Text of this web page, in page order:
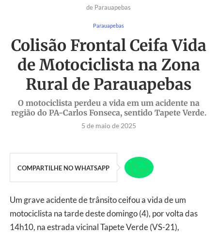
de Parauapebas
Parauapebas
Colisão Frontal Ceifa Vida
de Motociclista na Zona
Rural de Parauapebas
O motociclista perdeu a vida em um acidente na
região do PA-Carlos Fonseca, sentido Tapete Verde.
5 de maio de 2025
COMPARTILHE NO WHATSAPP
Um grave acidente de trânsito ceifou a vida de um
motociclista na tarde deste domingo (4), por volta das
14h10, na estrada vicinal Tapete Verde (VS-21),